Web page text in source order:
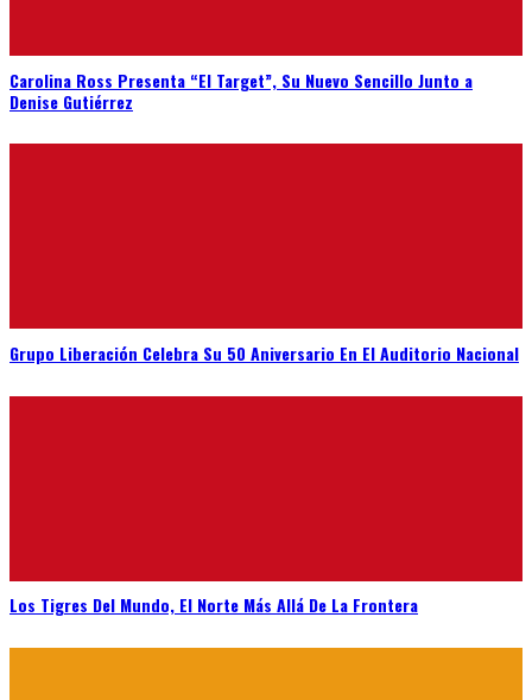
Carolina Ross Presenta “El Target”, Su Nuevo Sencillo Junto a
Denise Gutiérrez
Grupo Liberación Celebra Su 50 Aniversario En El Auditorio Nacional
Los Tigres Del Mundo, El Norte Más Allá De La Frontera